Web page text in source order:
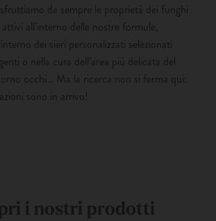
da sempre le proprietà dei funghi
all’interno delle nostre formule,
dei sieri personalizzati selezionati
o nella cura dell’area più delicata del
occhi… Ma la ricerca non si ferma qui:
sono in arrivo!
i nostri prodotti